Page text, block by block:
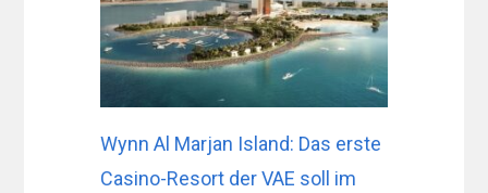
Wynn Al Marjan Island: Das erste
Casino-Resort der VAE soll im